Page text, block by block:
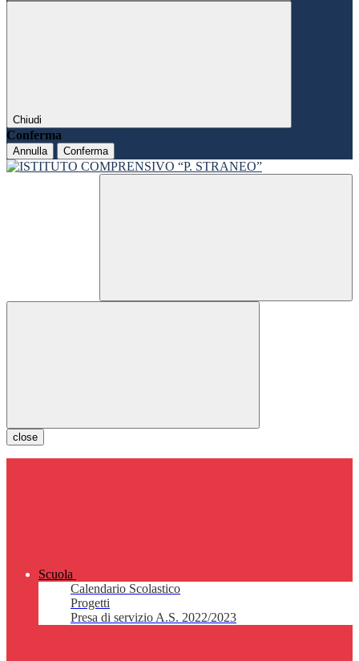
Chiudi
Conferma
Annulla Conferma
close
Scuola
Calendario Scolastico
Progetti
Presa di servizio A.S. 2022/2023